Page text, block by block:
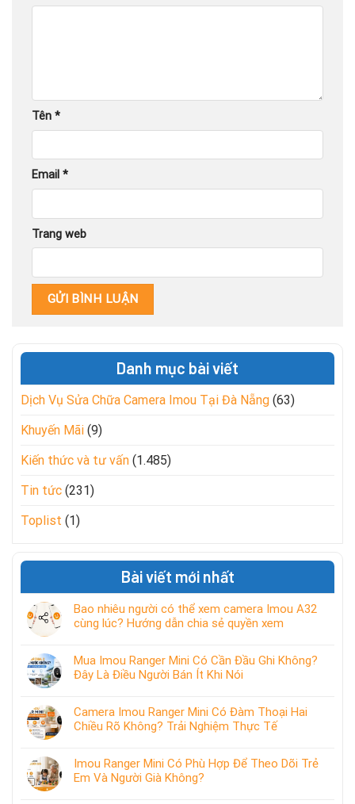
Tên *
Email *
Trang web
Danh mục bài viết
Dịch Vụ Sửa Chữa Camera Imou Tại Đà Nẵng (63)
Khuyến Mãi (9)
Kiến thức và tư vấn (1.485)
Tin tức (231)
Toplist (1)
Bài viết mới nhất
Bao nhiêu người có thể xem camera Imou A32
cùng lúc? Hướng dẫn chia sẻ quyền xem
Mua Imou Ranger Mini Có Cần Đầu Ghi Không?
Đây Là Điều Người Bán Ít Khi Nói
Camera Imou Ranger Mini Có Đàm Thoại Hai
Chiều Rõ Không? Trải Nghiệm Thực Tế
Imou Ranger Mini Có Phù Hợp Để Theo Dõi Trẻ
Em Và Người Già Không?